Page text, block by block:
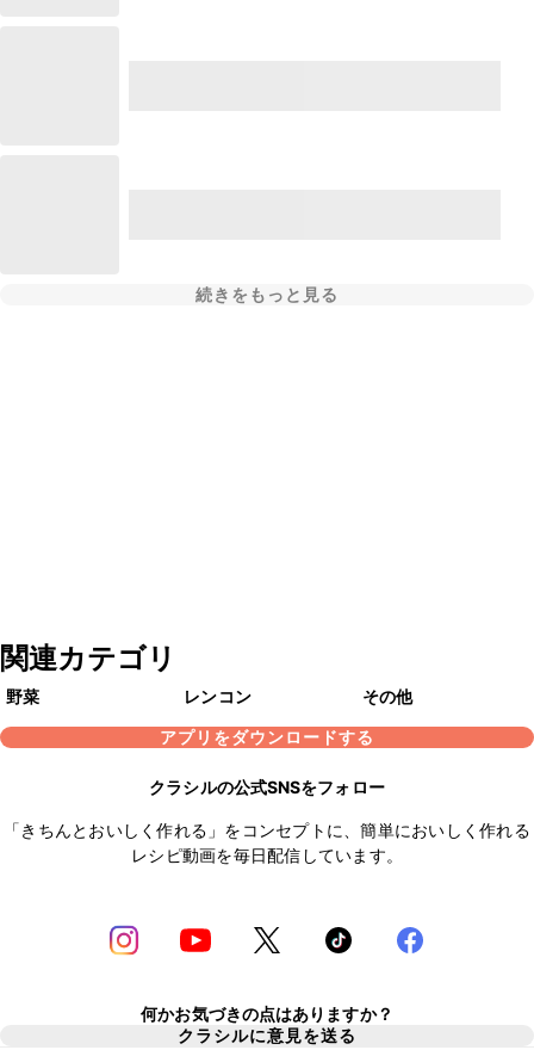
続きをもっと見る
関連カテゴリ
野菜 レンコン
その他
アプリをダウンロードする
クラシルの公式SNSをフォロー
「きちんとおいしく作れる」をコンセプトに、簡単においしく作れる
レシピ動画を毎日配信しています。
何かお気づきの点はありますか？
クラシルに意見を送る